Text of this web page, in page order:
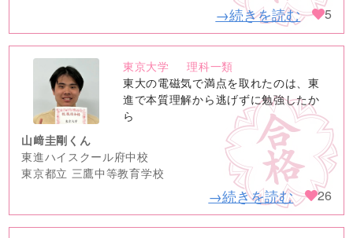
→続きを読む 5
no
image
東京大学
理科一類
東大の電磁気で満点を取れたのは、東
進で本質理解から逃げずに勉強したか
ら
山﨑圭剛くん
東進ハイスクール府中校
東京都立 三鷹中等教育学校
→続きを読む 26